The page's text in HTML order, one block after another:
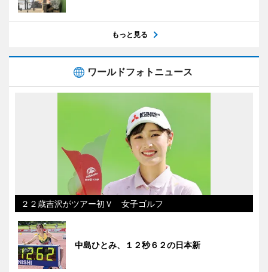
もっと見る
ワールドフォトニュース
２２歳吉沢がツアー初Ｖ 女子ゴルフ
中島ひとみ、１２秒６２の日本新